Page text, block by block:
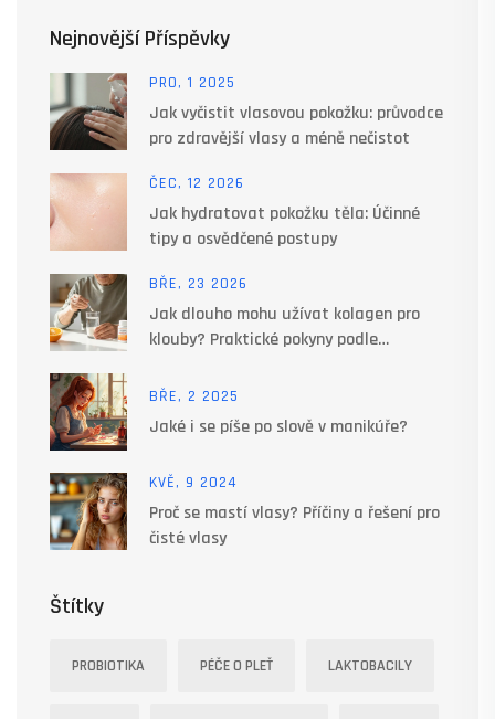
Nejnovější Příspěvky
PRO, 1 2025
Jak vyčistit vlasovou pokožku: průvodce
pro zdravější vlasy a méně nečistot
ČEC, 12 2026
Jak hydratovat pokožku těla: Účinné
tipy a osvědčené postupy
BŘE, 23 2026
Jak dlouho mohu užívat kolagen pro
klouby? Praktické pokyny podle
BŘE, 2 2025
Jaké i se píše po slově v manikúře?
KVĚ, 9 2024
Proč se mastí vlasy? Příčiny a řešení pro
čisté vlasy
Štítky
PROBIOTIKA PÉČE O PLEŤ LAKTOBACILY